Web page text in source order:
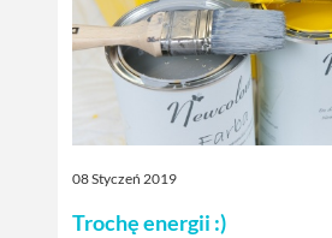
08 Styczeń 2019
Trochę energii :)